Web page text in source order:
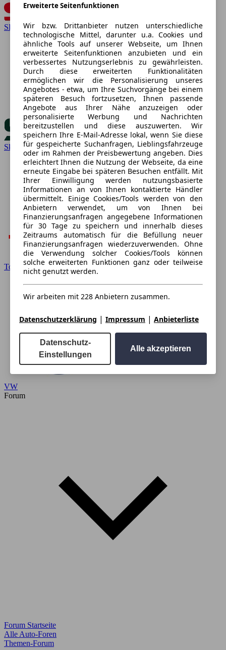
SEAT
Skoda
Toyota
VW
Forum
Forum Startseite
Alle Auto-Foren
Themen-Forum
Erweiterte Seitenfunktionen
Wir bzw. Drittanbieter nutzen unterschiedliche
technologische Mittel, darunter u.a. Cookies und
ähnliche Tools auf unserer Webseite, um Ihnen
erweiterte Seitenfunktionen anzubieten und ein
verbessertes Nutzungserlebnis zu gewährleisten.
Durch diese erweiterten Funktionalitäten
ermöglichen wir die Personalisierung unseres
Angebotes - etwa, um Ihre Suchvorgänge bei einem
späteren Besuch fortzusetzen, Ihnen passende
Angebote aus Ihrer Nähe anzuzeigen oder
personalisierte Werbung und Nachrichten
bereitzustellen und diese auszuwerten. Wir
speichern Ihre E-Mail-Adresse lokal, wenn Sie diese
für gespeicherte Suchanfragen, Lieblingsfahrzeuge
oder im Rahmen der Preisbewertung angeben. Dies
erleichtert Ihnen die Nutzung der Webseite, da eine
erneute Eingabe bei späteren Besuchen entfällt. Mit
Ihrer Einwilligung werden nutzungsbasierte
Informationen an von Ihnen kontaktierte Händler
übermittelt. Einige Cookies/Tools werden von den
Anbietern verwendet, um von Ihnen bei
Finanzierungsanfragen angegebene Informationen
für 30 Tage zu speichern und innerhalb dieses
Zeitraums automatisch für die Befüllung neuer
Finanzierungsanfragen wiederzuverwenden. Ohne
die Verwendung solcher Cookies/Tools können
solche erweiterten Funktionen ganz oder teilweise
nicht genutzt werden.
Wir arbeiten mit 228 Anbietern zusammen.
Datenschutzerklärung | Impressum | Anbieterliste
Datenschutz-
Einstellungen
Alle akzeptieren